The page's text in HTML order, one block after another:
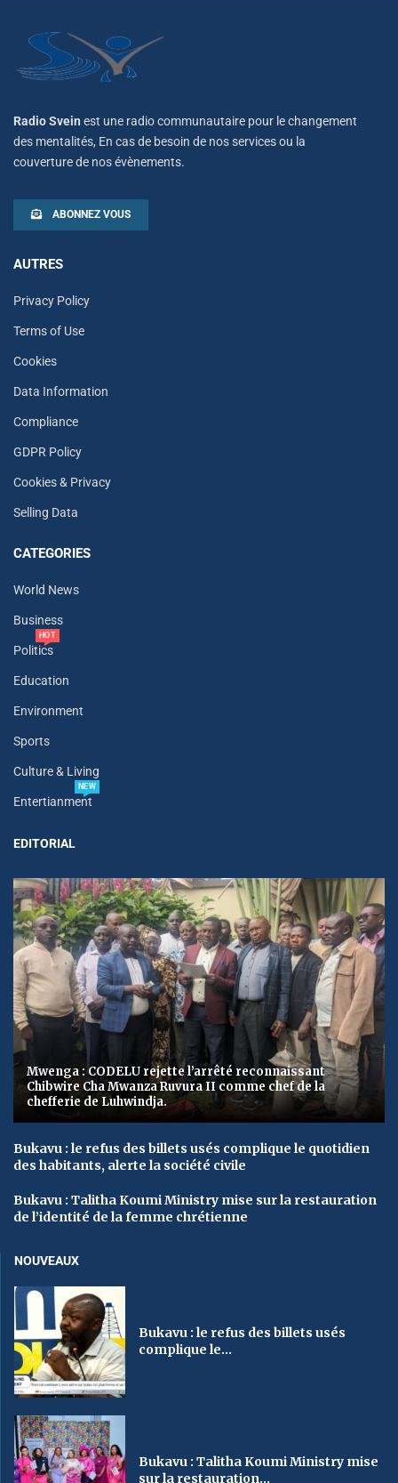
Radio Svein est une radio communautaire pour le changement
des mentalités, En cas de besoin de nos services ou la
couverture de nos évènements.
ABONNEZ VOUS
AUTRES
Privacy Policy
Terms of Use
Cookies
Data Information
Compliance
GDPR Policy
Cookies & Privacy
Selling Data
CATEGORIES
World News
Business
Politics
HOT
Education
Environment
Sports
Culture & Living
Entertianment
NEW
EDITORIAL
Mwenga : CODELU rejette l’arrêté reconnaissant
Chibwire Cha Mwanza Ruvura II comme chef de la
chefferie de Luhwindja.
Bukavu : le refus des billets usés complique le quotidien
des habitants, alerte la société civile
Bukavu : Talitha Koumi Ministry mise sur la restauration
de l’identité de la femme chrétienne
NOUVEAUX
Bukavu : le refus des billets usés
complique le...
Bukavu : Talitha Koumi Ministry mise
sur la restauration...